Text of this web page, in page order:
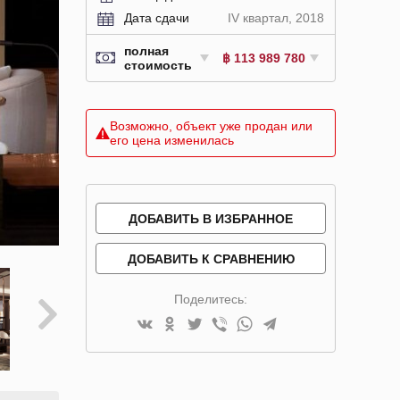
Дата сдачи
IV квартал, 2018
полная
стоимость
฿ 113 989 780
Возможно, объект уже продан или
его цена изменилась
ДОБАВИТЬ В ИЗБРАННОЕ
ДОБАВИТЬ К СРАВНЕНИЮ
Поделитесь: